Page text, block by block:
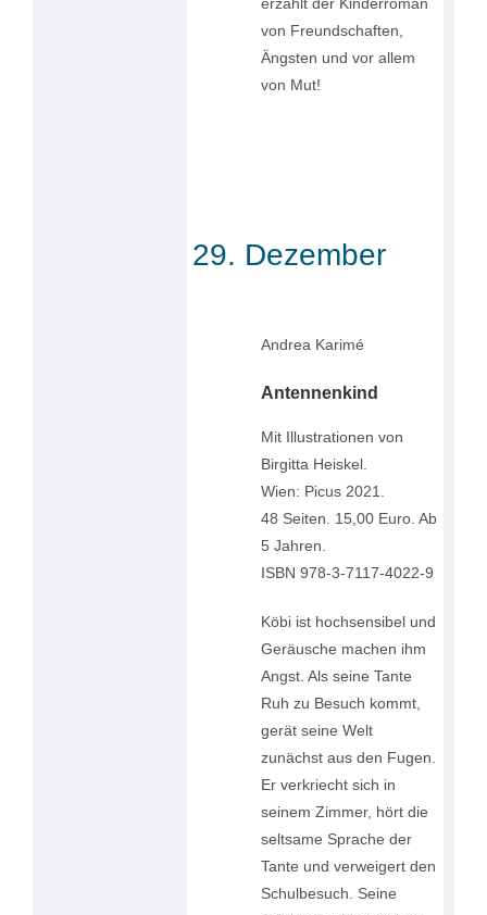
erzählt der Kinderroman
von Freundschaften,
Ängsten und vor allem
von Mut!
29. Dezember
Andrea Karimé
Antennenkind
Mit Illustrationen von
Birgitta Heiskel.
Wien: Picus 2021.
48 Seiten. 15,00 Euro. Ab
5 Jahren.
ISBN 978-3-7117-4022-9
Köbi ist hochsensibel und
Geräusche machen ihm
Angst. Als seine Tante
Ruh zu Besuch kommt,
gerät seine Welt
zunächst aus den Fugen.
Er verkriecht sich in
seinem Zimmer, hört die
seltsame Sprache der
Tante und verweigert den
Schulbesuch. Seine